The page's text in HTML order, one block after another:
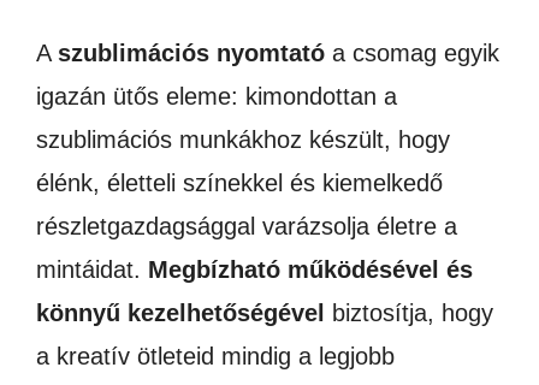
A szublimációs nyomtató a csomag egyik
igazán ütős eleme: kimondottan a
szublimációs munkákhoz készült, hogy
élénk, életteli színekkel és kiemelkedő
részletgazdagsággal varázsolja életre a
mintáidat. Megbízható működésével és
könnyű kezelhetőségével
biztosítja, hogy
a kreatív ötleteid mindig a legjobb